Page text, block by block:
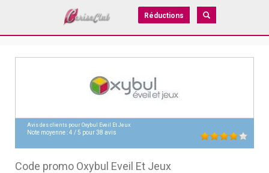
Réductions
Avis des clients pour Oxybul Eveil Et Jeux
Note moyenne :4 /5 pour38 avis
Code promo Oxybul Eveil Et Jeux